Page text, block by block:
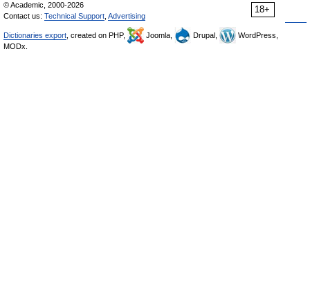
18+
© Academic, 2000-2026
Contact us: Technical Support Advertising
Dictionaries export , created on PHP, Joomla, Drupal,
WordPress,
MODx.